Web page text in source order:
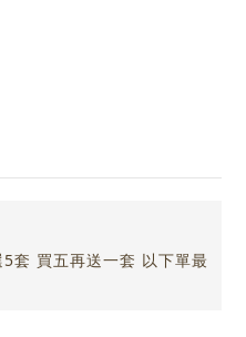
套 買五再送一套 以下單最